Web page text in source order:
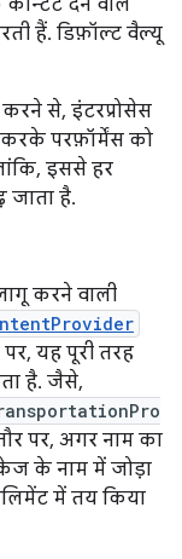
कॉन्टेंट देने वाले
हैं. डिफ़ॉल्ट वैल्यू
से, इंटरप्रोसेस
परफ़ॉर्मेंस को
इससे हर
जाता है.
करने वाली
यह पूरी तरह
है. जैसे,
पर, अगर नाम का
के नाम में जोड़ा
में तय किया